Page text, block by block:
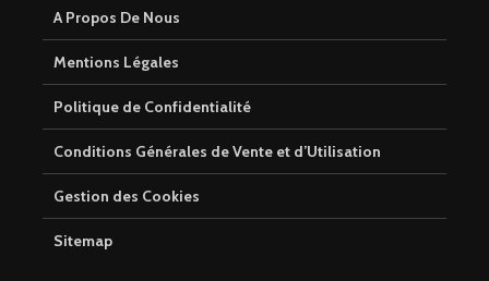
A Propos De Nous
Mentions Légales
Politique de Confidentialité
Conditions Générales de Vente et d’Utilisation
Gestion des Cookies
Sitemap